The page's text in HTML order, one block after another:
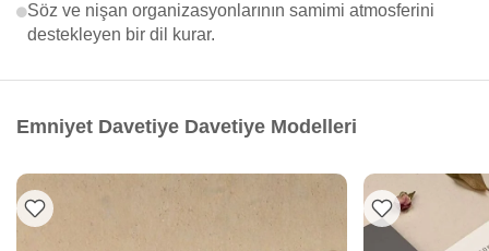
Söz ve nişan organizasyonlarının samimi atmosferini
destekleyen bir dil kurar.
Emniyet Davetiye Davetiye Modelleri